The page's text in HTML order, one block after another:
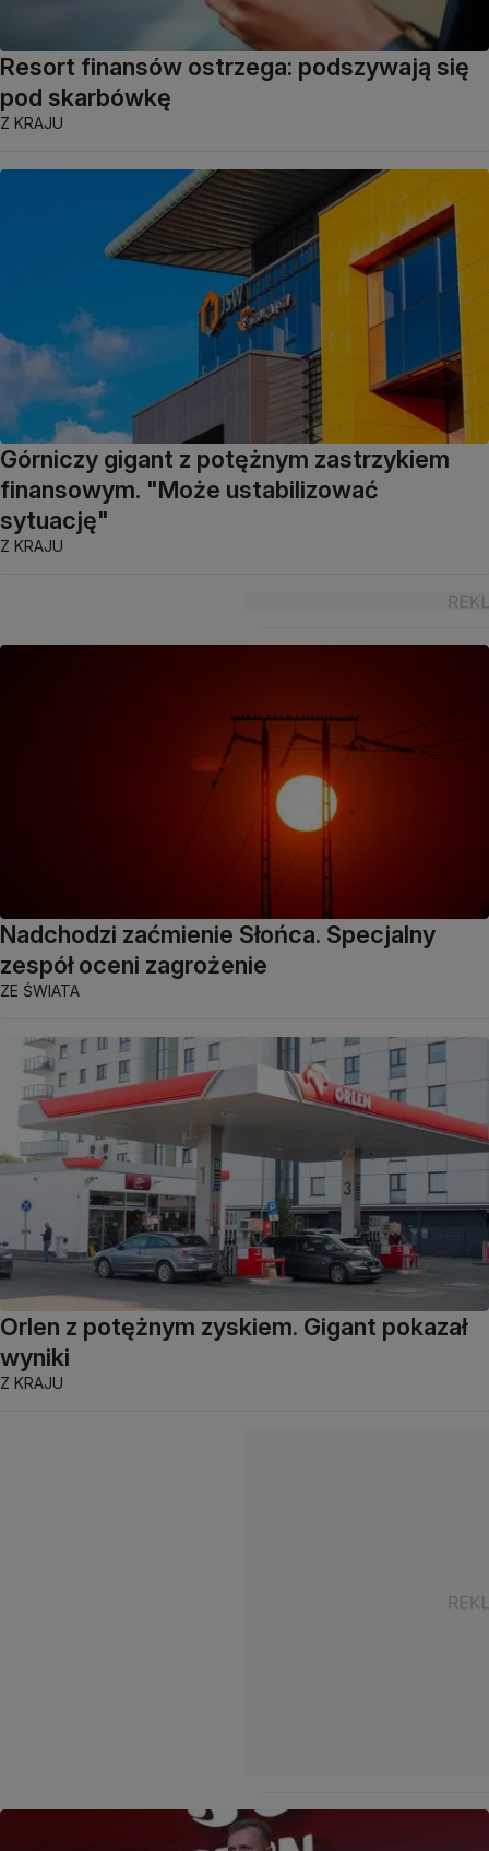
Resort finansów ostrzega: podszywają się
pod skarbówkę
Z KRAJU
Górniczy gigant z potężnym zastrzykiem
finansowym. "Może ustabilizować
sytuację"
Z KRAJU
Nadchodzi zaćmienie Słońca. Specjalny
zespół oceni zagrożenie
ZE ŚWIATA
Orlen z potężnym zyskiem. Gigant pokazał
wyniki
Z KRAJU